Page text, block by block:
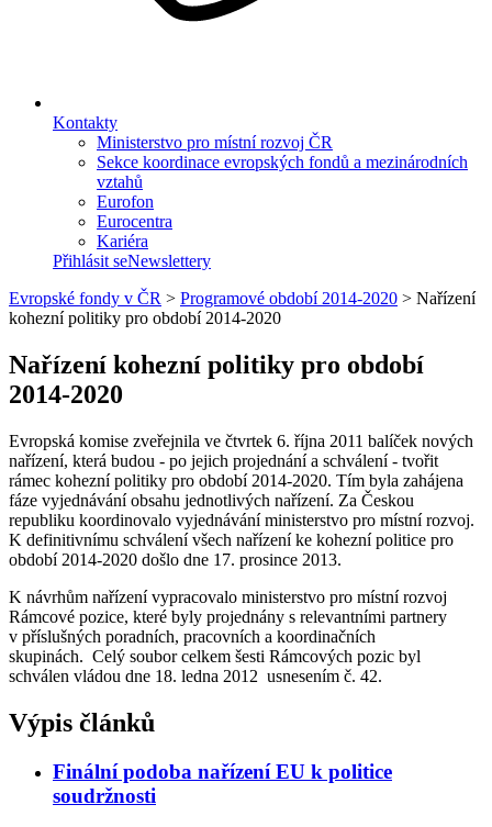
Kontakty
Ministerstvo pro místní rozvoj ČR
Sekce koordinace evropských fondů a mezinárodních
vztahů
Eurofon
Eurocentra
Kariéra
Přihlásit seNewslettery
Evropské fondy v ČR > Programové období 2014-2020 > Nařízení
kohezní politiky pro období 2014-2020
Nařízení kohezní politiky pro období
2014-2020
Evropská komise zveřejnila ve čtvrtek 6. října 2011 balíček nových
nařízení, která budou - po jejich projednání a schválení - tvořit
rámec kohezní politiky pro období 2014-2020. Tím byla zahájena
fáze vyjednávání obsahu jednotlivých nařízení. Za Českou
republiku koordinovalo vyjednávání ministerstvo pro místní rozvoj.
K definitivnímu schválení všech nařízení ke kohezní politice pro
období 2014-2020 došlo dne 17. prosince 2013.
K návrhům nařízení vypracovalo ministerstvo pro místní rozvoj
Rámcové pozice, které byly projednány s relevantními partnery
v příslušných poradních, pracovních a koordinačních
skupinách. Celý soubor celkem šesti Rámcových pozic byl
schválen vládou dne 18. ledna 2012 usnesením č. 42.
Výpis článků
Finální podoba nařízení EU k politice
soudržnosti